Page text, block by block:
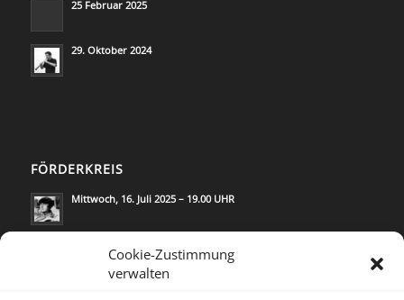
Cookie-Zustimmung
verwalten
25 Februar 2025
29. Oktober 2024
FÖRDERKREIS
Mittwoch, 16. Juli 2025 – 19.00 UHR